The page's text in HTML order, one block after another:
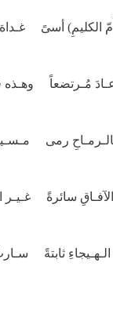
الكليمِ) أسىً غـداة
عـادَ مُـرتضعاً وهـذه
رمى
سائرةً غـيـر
ثابتةً